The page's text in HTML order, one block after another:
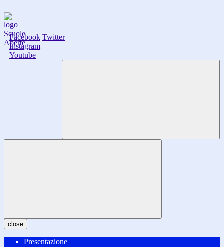
Facebook Twitter
Instagram
Youtube
close
Presentazione